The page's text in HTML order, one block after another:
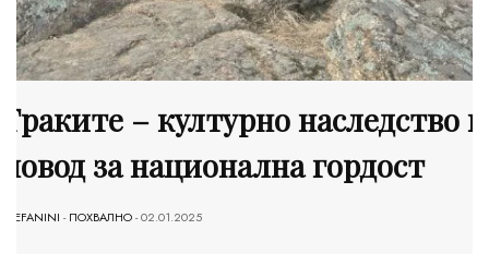
Траките – културно наследство и
повод за национална гордост
STEFANINI -ПОХВАЛНО- 02.01.2025